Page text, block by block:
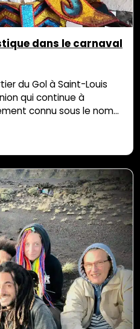
dans le carnaval
du Gol à Saint-Louis
qui continue à
connu sous le nom
trop peu connu du
Au Moulin à Maïs à